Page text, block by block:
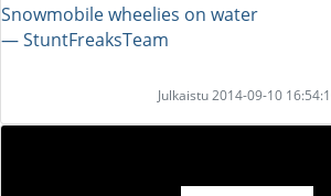
Snowmobile wheelies on water
― StuntFreaksTeam
Julkaistu 2014-09-10